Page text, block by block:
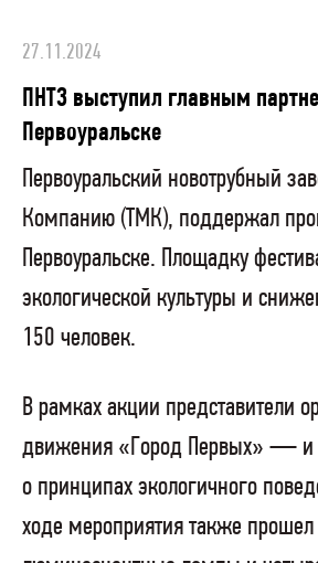
27.11.2024
ПНТЗ выступил главным
Первоуральске
Первоуральский новотрубный
Компанию (ТМК), поддержал
Первоуральске. Площадку
экологической культуры и
150 человек.
В рамках акции представители
движения «Город Первых» — и
о принципах экологичного
ходе мероприятия также прошел